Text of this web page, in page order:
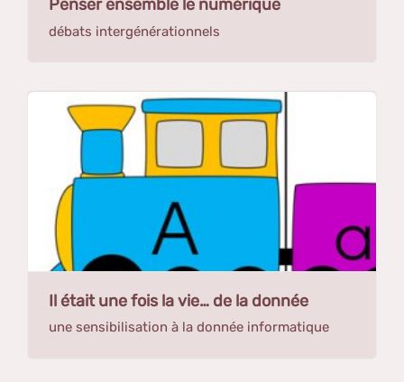
Penser ensemble le numérique
débats intergénérationnels
Il était une fois la vie… de la donnée
une sensibilisation à la donnée informatique